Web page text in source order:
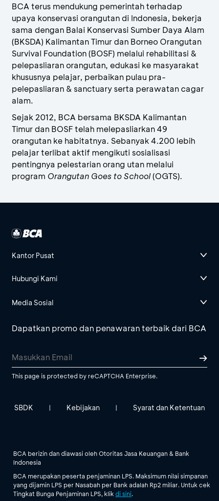
BCA terus mendukung pemerintah terhadap
upaya konservasi orangutan di Indonesia, bekerja
sama dengan Balai Konservasi Sumber Daya Alam
(BKSDA) Kalimantan Timur dan Borneo Orangutan
Survival Foundation (BOSF) melalui rehabilitasi &
pelepasliaran orangutan, edukasi ke masyarakat
khususnya pelajar, perbaikan pulau pra-
pelepasliaran & sanctuary serta perawatan cagar
alam.
Sejak 2012, BCA bersama BKSDA Kalimantan
Timur dan BOSF telah melepasliarkan 49
orangutan ke habitatnya. Sebanyak 4.200 lebih
pelajar terlibat aktif mengikuti sosialisasi
pentingnya pelestarian orang utan melalui
program Orangutan Goes to School(OGTS).
Kantor Pusat
Hubungi Kami
Media Sosial
Dapatkan promo dan penawaran terbaik dari BCA
This page is protected by reCAPTCHA Enterprise.
SBDK | Kebijakan | Syarat dan Ketentuan
BCA berizin dan diawasi oleh Otoritas Jasa Keuangan & Bank
Indonesia
BCA merupakan peserta penjaminan LPS. Maksimum nilai simpanan
yang dijamin LPS per Nasabah per Bank adalah Rp2 miliar. Untuk cek
Tingkat Bunga Penjaminan LPS, klik di sini.